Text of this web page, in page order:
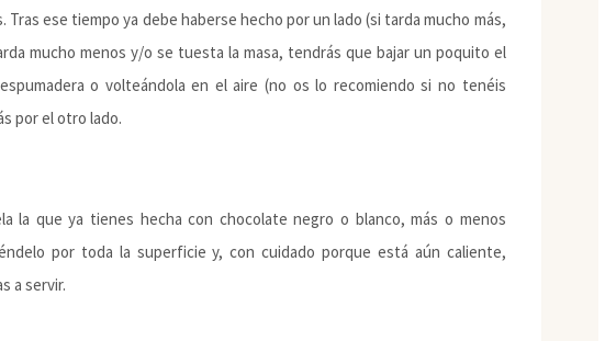
Tras ese tiempo ya debe haberse hecho por un lado (si tarda mucho más,
mucho menos y/o se tuesta la masa, tendrás que bajar un poquito el
o volteándola en el aire (no os lo recomiendo si no tenéis
por el otro lado.
la que ya tienes hecha con chocolate negro o blanco, más o menos
por toda la superficie y, con cuidado porque está aún caliente,
a servir.